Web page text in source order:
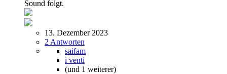
Sound folgt.
13. Dezember 2023
2 Antworten
saifam
i venti
(und 1 weiterer)